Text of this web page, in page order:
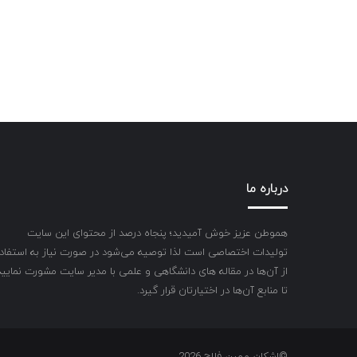
درباره ما
هموطن عزیز خوش آمیدید؛ پنجاه درصد از محتوای این سایت
تولیدات اختصاصی است لذا توصیه می‌شود در صورت نیاز به
از آن‌ها در مقاله های دانشگاهی و علمی با مدیر سایت مشورت
تا منابع آن‌ها در اختیارتان قرار گیرد.